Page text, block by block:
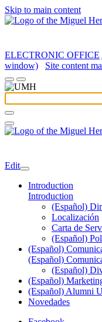
Skip to main content
ELECTRONIC OFFICE
window)
Site content
Edit
Introduction
Introduction
(Español)
Localización
Carta de
(Español)
(Español)
(Español)
(Español)
(Español)
(Español) Alumni
Novedades